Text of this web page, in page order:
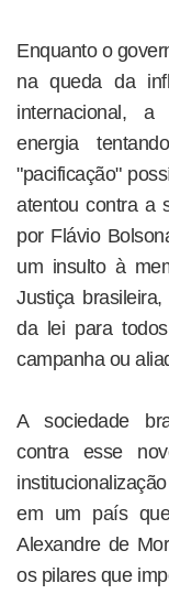
Enquanto o
na queda da
internacional,
energia
"pacificação"
atentou contra a
por Flávio
um insulto à
Justiça
da lei para
campanha ou
A sociedade
contra esse
em um país
Alexandre de
os pilares que